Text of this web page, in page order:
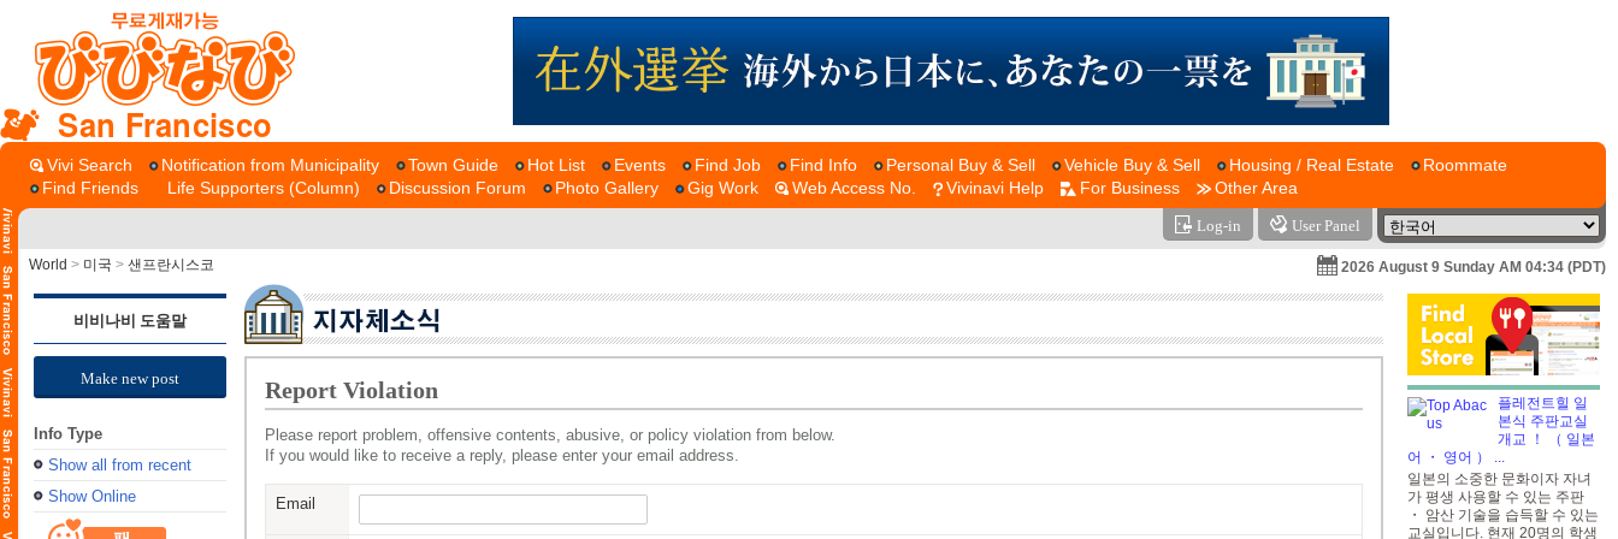
San Francisco
Vivi Search Notification from Municipality Town Guide Hot List Events Find Job Find Info Personal Buy & Sell Vehicle Buy & Sell Housing / Real Estate
Roommate
Find Friends
Life Supporters (Column) Discussion Forum Photo Gallery Gig Work Web Access No. Vivinavi Help For Business Other Area
Log-in User Panel
World > 미국 > 샌프란시스코 2026 August 9 Sunday AM 04:34 (PDT)
비비나비 도움말
Make new post
Info Type
Show all from recent
Show Online
Report Violation
Please report problem, offensive contents, abusive, or policy violation from below.
If you would like to receive a reply, please enter your email address.
Email
플레전트힐 일
본식 주판교실
개교 ！ （ 일본
어 ・ 영어 ） ...
일본의 소중한 문화이자 자녀
가 평생 사용할 수 있는 주판
・ 암산 기술을 습득할 수 있는
교실입니다. 현재 20명의 학생